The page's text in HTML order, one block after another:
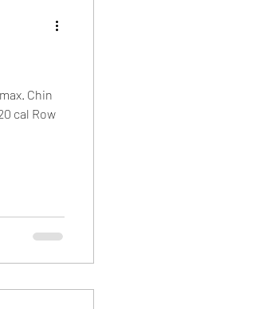
Chin
cal Row